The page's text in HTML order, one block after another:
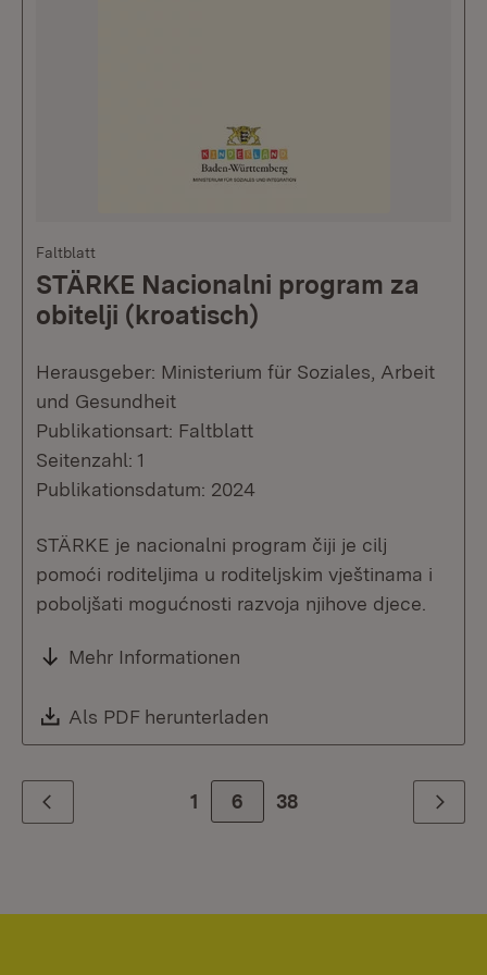
Faltblatt
STÄRKE Nacionalni program za
obitelji (kroatisch)
Herausgeber: Ministerium für Soziales, Arbeit
und Gesundheit
Publikationsart: Faltblatt
Seitenzahl: 1
Publikationsdatum: 2024
STÄRKE je nacionalni program čiji je cilj
pomoći roditeljima u roditeljskim vještinama i
poboljšati mogućnosti razvoja njihove djece.
Mehr Informationen
Download:
Als PDF herunterladen
Zurück 1 Zur Seite
6 38 Weiter